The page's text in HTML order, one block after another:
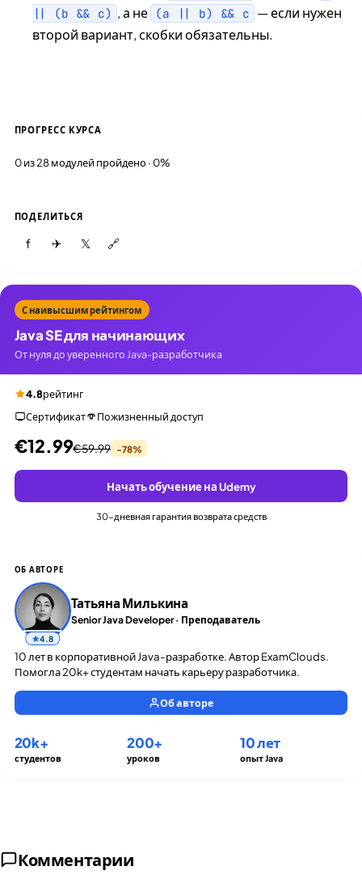
|| (b && c) , а не (a || b) && c — если нужен
второй вариант, скобки обязательны.
ПРОГРЕСС КУРСА
0 из 28 модулей пройдено · 0%
ПОДЕЛИТЬСЯ
f ✈ 𝕏 🔗
С наивысшим рейтингом
Java SE для начинающих
От нуля до уверенного Java-разработчика
4.8рейтинг
Сертификат
Пожизненный доступ
€12.99€59.99 -78%
Начать обучение на Udemy
30-дневная гарантия возврата средств
ОБ АВТОРЕ
4.8
Татьяна Милькина
Senior Java Developer · Преподаватель
10 лет в корпоративной Java-разработке. Автор ExamClouds.
Помогла 20k+ студентам начать карьеру разработчика.
Об авторе
20k+
студентов
200+
уроков
10 лет
опыт Java
Комментарии